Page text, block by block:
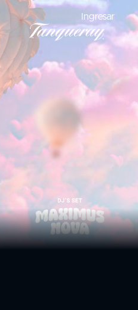
Ingresar